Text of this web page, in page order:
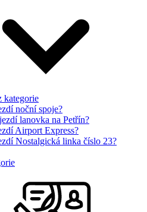
kategorie
noční spoje?
lanovka na Petřín?
Airport Express?
Nostalgická linka číslo 23?